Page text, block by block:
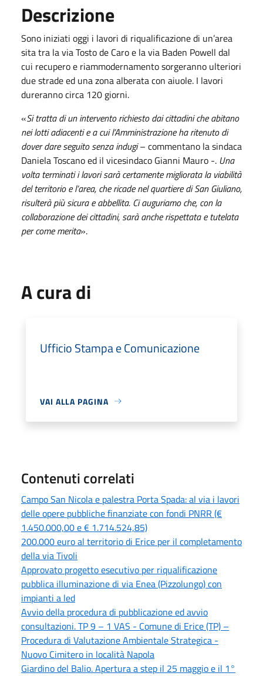
Descrizione
Sono iniziati oggi i lavori di riqualificazione di un’area
sita tra la via Tosto de Caro e la via Baden Powell dal
cui recupero e riammodernamento sorgeranno ulteriori
due strade ed una zona alberata con aiuole. I lavori
dureranno circa 120 giorni.
«Si tratta di un intervento richiesto dai cittadini che abitano
nei lotti adiacenti e a cui l’Amministrazione ha ritenuto di
dover dare seguito senza indugi– commentano la sindaca
Daniela Toscano ed il vicesindaco Gianni Mauro -. Una
volta terminati i lavori sarà certamente migliorata la viabilità
del territorio e l’area, che ricade nel quartiere di San Giuliano,
risulterà più sicura e abbellita. Ci auguriamo che, con la
collaborazione dei cittadini, sarà anche rispettata e tutelata
per come merita».
A cura di
Ufficio Stampa e Comunicazione
VAI ALLA PAGINA
Contenuti correlati
Campo San Nicola e palestra Porta Spada: al via i lavori
delle opere pubbliche finanziate con fondi PNRR (€
1.450.000,00 e € 1.714.524,85)
200.000 euro al territorio di Erice per il completamento
della via Tivoli
Approvato progetto esecutivo per riqualificazione
pubblica illuminazione di via Enea (Pizzolungo) con
impianti a led
Avvio della procedura di pubblicazione ed avvio
consultazioni. TP 9 – 1 VAS - Comune di Erice (TP) –
Procedura di Valutazione Ambientale Strategica -
Nuovo Cimitero in località Napola
Giardino del Balio. Apertura a step il 25 maggio e il 1°